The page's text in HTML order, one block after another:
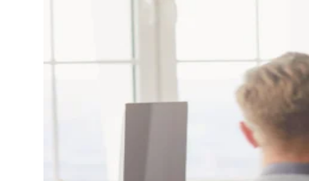
Consórcios
Seguro Viagem
Seguro Saúde Individual e